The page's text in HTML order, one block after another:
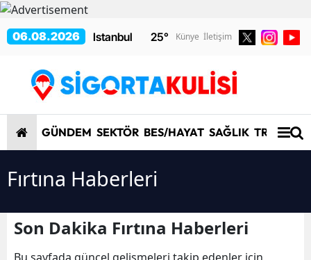
06.08.2026 25° Künye İletişim
GÜNDEM SEKTÖR BES/HAYAT SAĞLIK TRAFİK/
Fırtına Haberleri
Son Dakika Fırtına Haberleri